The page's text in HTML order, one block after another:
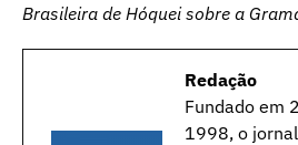
Brasileira de Hóquei sobre a
Redação
Fundado em
1998, o